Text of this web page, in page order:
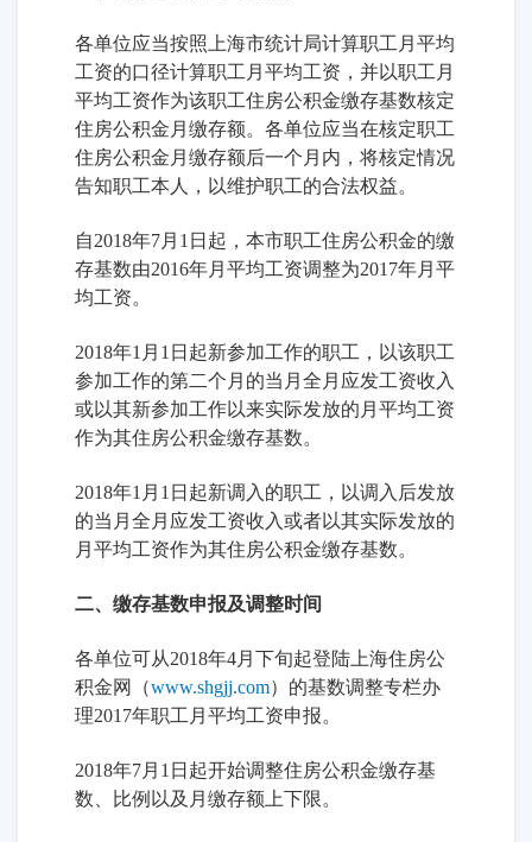
各单位应当按照上海市统计局计算职工月平均
工资的口径计算职工月平均工资，并以职工月
平均工资作为该职工住房公积金缴存基数核定
住房公积金月缴存额。各单位应当在核定职工
住房公积金月缴存额后一个月内，将核定情况
告知职工本人，以维护职工的合法权益。
自2018年7月1日起，本市职工住房公积金的缴
存基数由2016年月平均工资调整为2017年月平
均工资。
2018年1月1日起新参加工作的职工，以该职工
参加工作的第二个月的当月全月应发工资收入
或以其新参加工作以来实际发放的月平均工资
作为其住房公积金缴存基数。
2018年1月1日起新调入的职工，以调入后发放
的当月全月应发工资收入或者以其实际发放的
月平均工资作为其住房公积金缴存基数。
二、缴存基数申报及调整时间
各单位可从2018年4月下旬起登陆上海住房公
积金网（www.shgjj.com）的基数调整专栏办
理2017年职工月平均工资申报。
2018年7月1日起开始调整住房公积金缴存基
数、比例以及月缴存额上下限。